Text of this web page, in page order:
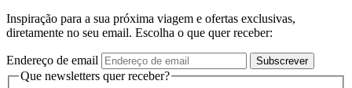
Inspiração para a sua próxima viagem e ofertas exclusivas,
diretamente no seu email. Escolha o que quer receber:
Endereço de email Subscrever
Que newsletters quer receber?